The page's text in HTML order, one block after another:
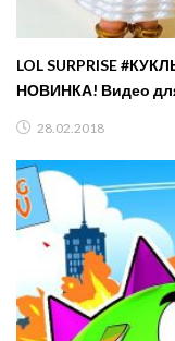
LOL SURPRISE
НОВИНКА! Видео
28.02.2018